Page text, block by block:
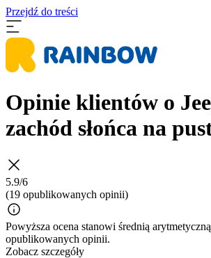
Przejdź do treści
Opinie klientów o
zachód słońca na
5.9/6
(19 opublikowanych opinii)
Powyższa ocena stanowi średnią
opublikowanych opinii.
Zobacz szczegóły